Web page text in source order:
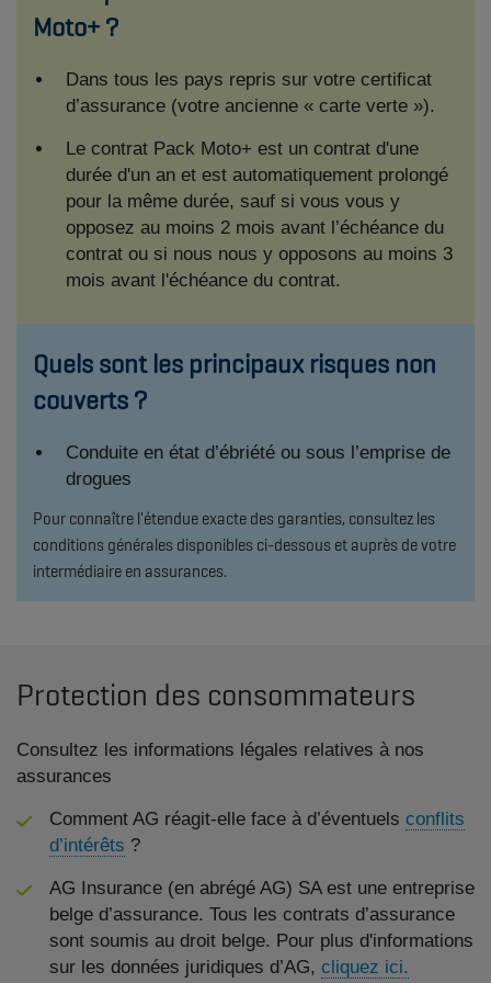
Moto+ ?
Dans tous les pays repris sur votre certificat
d’assurance (votre ancienne « carte verte »).
Le contrat Pack Moto+ est un contrat d'une
durée d'un an et est automatiquement prolongé
pour la même durée, sauf si vous vous y
opposez au moins 2 mois avant l’échéance du
contrat ou si nous nous y opposons au moins 3
mois avant l'échéance du contrat.
Quels sont les principaux risques non
couverts ?
Conduite en état d’ébriété ou sous l’emprise de
drogues​
Pour connaître l'étendue exacte des garanties, consultez les
conditions générales disponibles ci-dessous et auprès de votre
intermédiaire en assurances.
Protection des consommateurs
Consultez les informations légales relatives à nos
assurances
Comment AG réagit-elle face à d’éventuels conflits
d’intérêts ?
AG Insurance (en abrégé AG) SA est une entreprise
belge d’assurance. Tous les contrats d’assurance
sont soumis au droit belge. Pour plus d'informations
sur les données juridiques d’AG, cliquez ici.